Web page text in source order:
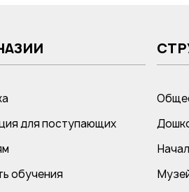
для поступающих
обучения